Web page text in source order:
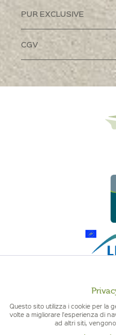
PUR EXCLUSIVE
CGV
QUALITÀ DELL'ALTO
Questo sito utilizza i cookie per la
volte a migliorare l'esperienza di
ad altri siti,